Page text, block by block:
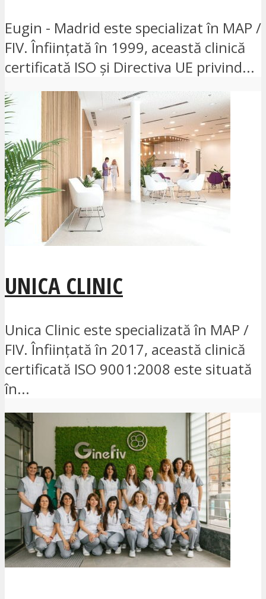
Eugin - Madrid este specializat în MAP /
FIV. Înființată în 1999, această clinică
certificată ISO și Directiva UE privind...
UNICA CLINIC
Unica Clinic este specializată în MAP /
FIV. Înființată în 2017, această clinică
certificată ISO 9001:2008 este situată
în...